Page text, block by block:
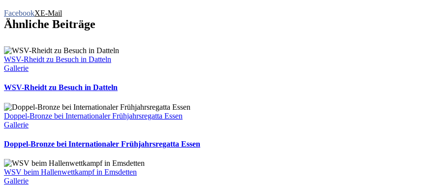
FacebookXE-Mail
Ähnliche Beiträge
WSV-Rheidt zu Besuch in Datteln
Gallerie
WSV-Rheidt zu Besuch in Datteln
Doppel-Bronze bei Internationaler Frühjahrsregatta Essen
Gallerie
Doppel-Bronze bei Internationaler Frühjahrsregatta Essen
WSV beim Hallenwettkampf in Emsdetten
Gallerie